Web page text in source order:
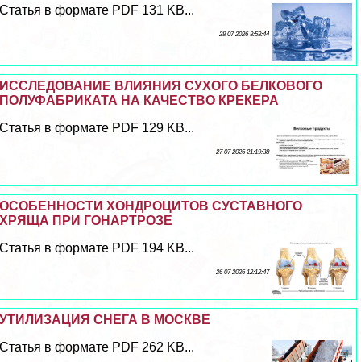
Статья в формате PDF 131 KB...
28 07 2026 8:58:44
ИССЛЕДОВАНИЕ ВЛИЯНИЯ СУХОГО БЕЛКОВОГО
ПОЛУФАБРИКАТА НА КАЧЕСТВО КРЕКЕРА
Статья в формате PDF 129 KB...
27 07 2026 21:19:38
ОСОБЕННОСТИ ХОНДРОЦИТОВ СУСТАВНОГО
ХРЯЩА ПРИ ГОНАРТРОЗЕ
Статья в формате PDF 194 KB...
26 07 2026 12:12:47
УТИЛИЗАЦИЯ СНЕГА В МОСКВЕ
Статья в формате PDF 262 KB...